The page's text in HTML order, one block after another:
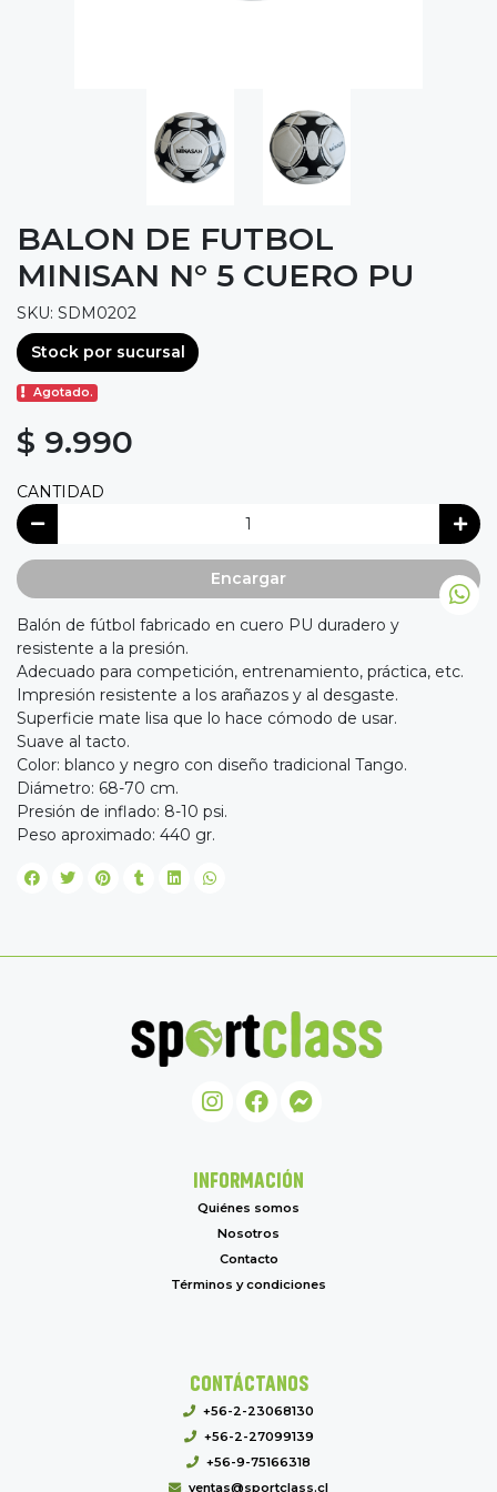
BALON DE FUTBOL
MINISAN N° 5 CUERO PU
SKU: SDM0202
Stock por sucursal
Agotado.
$ 9.990
CANTIDAD
Encargar
Balón de fútbol fabricado en cuero PU duradero y
resistente a la presión.
Adecuado para competición, entrenamiento, práctica, etc.
Impresión resistente a los arañazos y al desgaste.
Superficie mate lisa que lo hace cómodo de usar.
Suave al tacto.
Color: blanco y negro con diseño tradicional Tango.
Diámetro: 68-70 cm.
Presión de inflado: 8-10 psi.
Peso aproximado: 440 gr.
INFORMACIÓN
Quiénes somos
Nosotros
Contacto
Términos y condiciones
CONTÁCTANOS
+56-2-23068130
+56-2-27099139
+56-9-75166318
ventas@sportclass.cl